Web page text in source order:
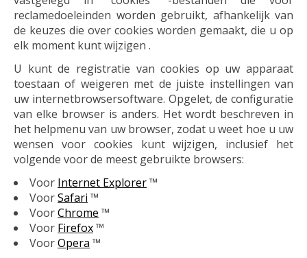
reclamedoeleinden worden gebruikt, afhankelijk van
de keuzes die over cookies worden gemaakt, die u op
elk moment kunt wijzigen .
U kunt de registratie van cookies op uw apparaat
toestaan ​​of weigeren met de juiste instellingen van
uw internetbrowsersoftware. Opgelet, de configuratie
van elke browser is anders. Het wordt beschreven in
het helpmenu van uw browser, zodat u weet hoe u uw
wensen voor cookies kunt wijzigen, inclusief het
volgende voor de meest gebruikte browsers:
Voor Internet Explorer™
VoorSafari ™
VoorChrome ™
Voor Firefox™
VoorOpera ™